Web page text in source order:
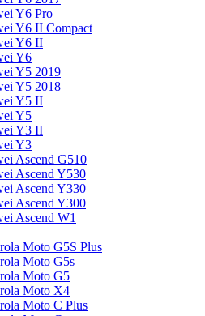
Y6 Pro
Y6 II Compact
Y6 II
Y6
Y5 2019
Y5 2018
Y5 II
Y5
Y3 II
Y3
Ascend G510
Ascend Y530
Ascend Y330
Ascend Y300
Ascend W1
Moto G5S Plus
Moto G5s
Moto G5
Moto X4
Moto C Plus